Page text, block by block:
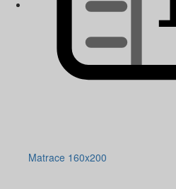
Matrace 160x200